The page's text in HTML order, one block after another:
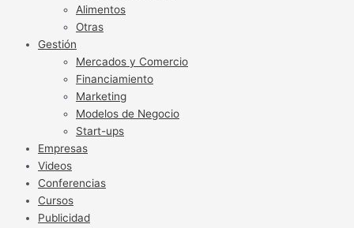
Alimentos
Otras
Gestión
Mercados y Comercio
Financiamiento
Marketing
Modelos de Negocio
Start-ups
Empresas
Videos
Conferencias
Cursos
Publicidad